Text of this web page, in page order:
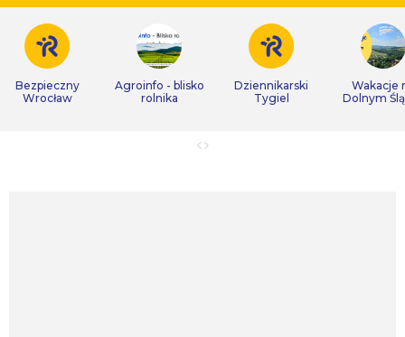
Bezpieczny
Wrocław
Agroinfo - blisko
rolnika
Dziennikarski
Tygiel
Wakacje
Dolnym